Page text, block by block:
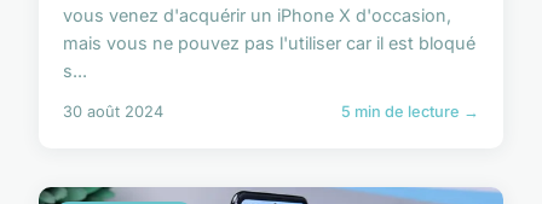
vous venez d'acquérir un iPhone X d'occasion,
mais vous ne pouvez pas l'utiliser car il est bloqué
s...
30 août 2024 5 min de lecture →